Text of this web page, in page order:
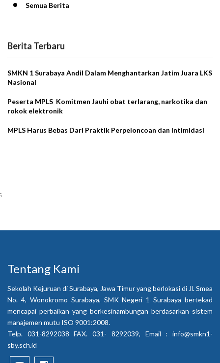
Semua Berita
Berita Terbaru
SMKN 1 Surabaya Andil Dalam Menghantarkan Jatim Juara LKS
Nasional
Peserta MPLS Komitmen Jauhi obat terlarang, narkotika dan
rokok elektronik
MPLS Harus Bebas Dari Praktik Perpeloncoan dan Intimidasi
;
Tentang Kami
Sekolah Kejuruan di Surabaya, Jawa Timur yang berlokasi di Jl. Smea
No. 4, Wonokromo Surabaya, SMK Negeri 1 Surabaya bertekad
mencapai perbaikan yang berkesinambungan berdasarkan sistem
manajemen mutu ISO 9001:2008.
Telp. 031-8292038 FAX. 031- 8292039, Email : info@smkn1-
sby.sch.id